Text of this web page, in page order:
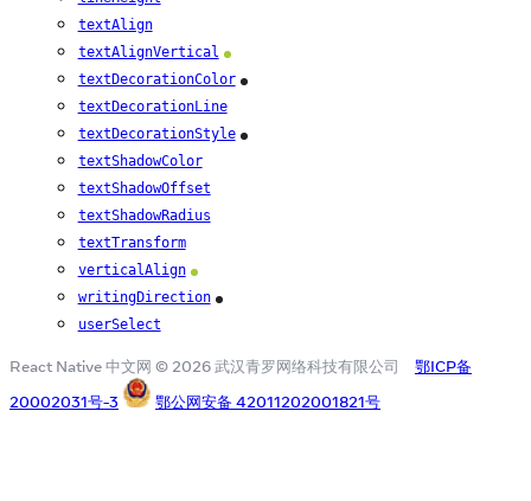
textAlign
textAlignVertical Android
textDecorationColor iOS
textDecorationLine
textDecorationStyle iOS
textShadowColor
textShadowOffset
textShadowRadius
textTransform
verticalAlign Android
writingDirection iOS
userSelect
React Native 中文网 © 2026 武汉青罗网络科技有限公司
鄂ICP备
20002031号-3
鄂公网安备 42011202001821号